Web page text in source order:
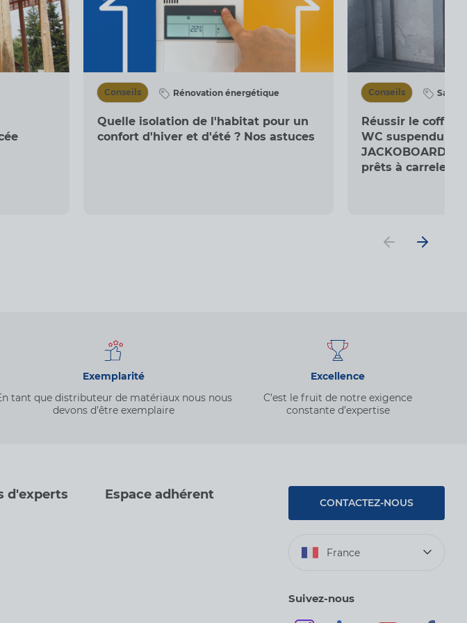
Conseils Rénovation énergétique
Quelle isolation de l'habitat pour un
confort d'hiver et d'été ? Nos astuces
Conseils Salle
Réussir le
WC suspendu :
JACKOBOARD
prêts à carreler
Exemplarité
tant que distributeur de matériaux nous nous
devons d’être exemplaire
Excellence
C’est le fruit de notre exigence
constante d’expertise
d'experts Espace adhérent
CONTACTEZ-NOUS
France
Suivez-nous